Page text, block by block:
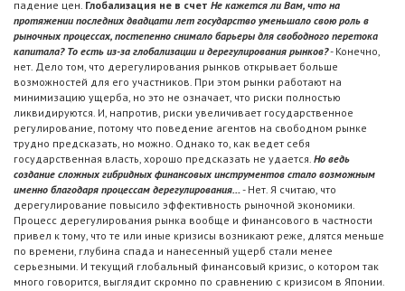
падение цен. Глобализация не в счет Не кажется ли Вам, что на
протяжении последних двадцати лет государство уменьшало свою роль в
рыночных процессах, постепенно снимало барьеры для свободного перетока
капитала? То есть из-за глобализации и дерегулирования рынков?- Конечно,
нет. Дело том, что дерегулирования рынков открывает больше
возможностей для его участников. При этом рынки работают на
минимизацию ущерба, но это не означает, что риски полностью
ликвидируются. И, напротив, риски увеличивает государственное
регулирование, потому что поведение агентов на свободном рынке
трудно предсказать, но можно. Однако то, как ведет себя
государственная власть, хорошо предсказать не удается. Но ведь
создание сложных гибридных финансовых инструментов стало возможным
именно благодаря процессам дерегулирования…- Нет. Я считаю, что
дерегулирование повысило эффективность рыночной экономики.
Процесс дерегулирования рынка вообще и финансового в частности
привел к тому, что те или иные кризисы возникают реже, длятся меньше
по времени, глубина спада и нанесенный ущерб стали менее
серьезными. И текущий глобальный финансовый кризис, о котором так
много говорится, выглядит скромно по сравнению с кризисом в Японии.